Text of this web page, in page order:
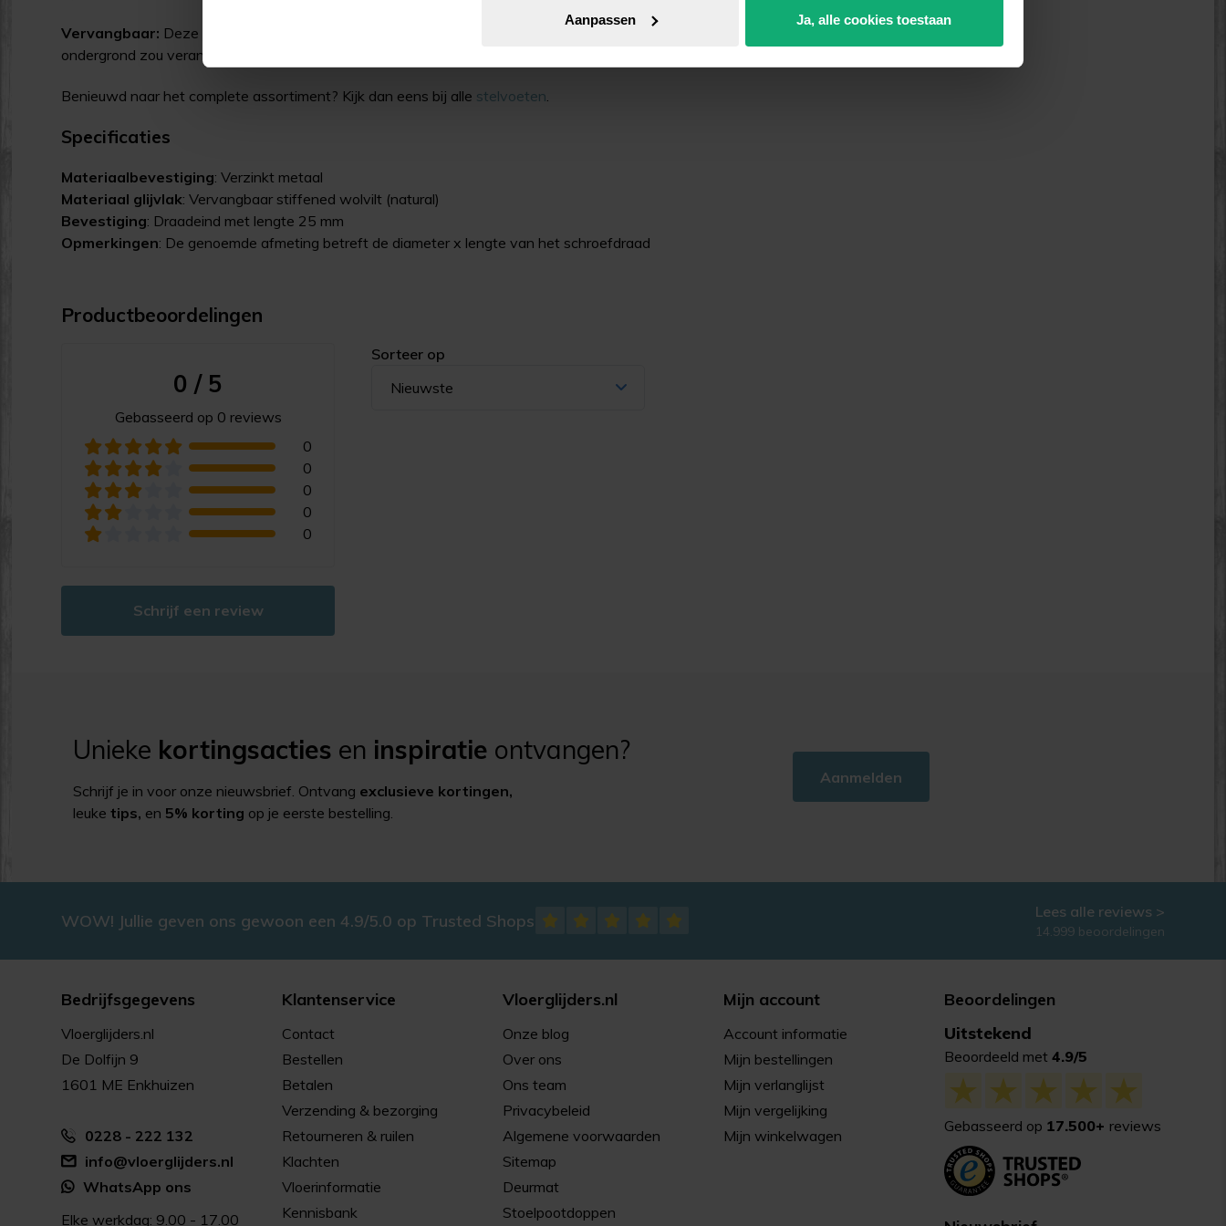
Aanpassen Ja, alle cookies toestaan
Vervangbaar: Deze stelvoeten hebben een vervangbaar glijvlak. Ook wanneer je op termijn de
ondergrond zou veranderen hoef je dus alleen het glijvlak te vervangen door een andere kwaliteit.
Benieuwd naar het complete assortiment? Kijk dan eens bij alle stelvoeten.
Specificaties
Materiaalbevestiging: Verzinkt metaal
Materiaal glijvlak: Vervangbaar stiffened wolvilt (natural)
Bevestiging: Draadeind met lengte 25 mm
Opmerkingen: De genoemde afmeting betreft de diameter x lengte van het schroefdraad
Productbeoordelingen
0 / 5
Gebasseerd op 0 reviews
0
0
0
0
0
Schrijf een review
Sorteer op
Nieuwste
Unieke kortingsacties en inspiratie ontvangen?
Schrijf je in voor onze nieuwsbrief. Ontvang exclusieve kortingen,
leuketips, en 5% korting op je eerste bestelling.
Aanmelden
WOW! Jullie geven ons gewoon een 4.9/5.0 op Trusted Shops Lees alle reviews >
14.999 beoordelingen
Bedrijfsgegevens
Vloerglijders.nl
De Dolfijn 9
1601 ME Enkhuizen
0228 - 222 132
info@vloerglijders.nl
WhatsApp ons
Elke werkdag: 9.00 - 17.00
Klantenservice
Contact
Bestellen
Betalen
Verzending & bezorging
Retourneren & ruilen
Klachten
Vloerinformatie
Kennisbank
Vloerglijders.nl
Onze blog
Over ons
Ons team
Privacybeleid
Algemene voorwaarden
Sitemap
Deurmat
Stoelpootdoppen
Mijn account
Account informatie
Mijn bestellingen
Mijn verlanglijst
Mijn vergelijking
Mijn winkelwagen
Beoordelingen
Uitstekend
Beoordeeld met 4.9/5
Gebasseerd op 17.500+ reviews